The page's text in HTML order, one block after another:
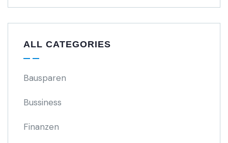
ALL CATEGORIES
Bausparen
Bussiness
Finanzen